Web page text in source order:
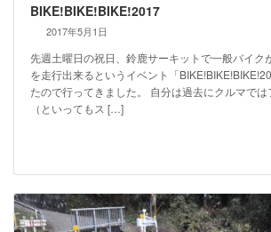
BIKE!BIKE!BIKE!2017
2017年5月1日
先週土曜日の祝日、鈴鹿サーキットで一般バイク
を走行出来るというイベント「
たので行ってきました。 自分は過去にクルマで
（といってもス […]